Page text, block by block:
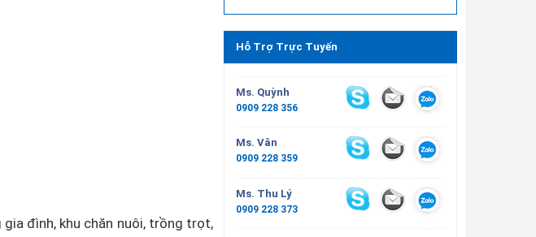
đình, khu chăn nuôi, trồng trọt,
Hỗ Trợ Trực Tuyến
Ms. Quỳnh
0909 228 356
Ms. Vân
0909 228 359
Ms. Thu Lý
0909 228 373